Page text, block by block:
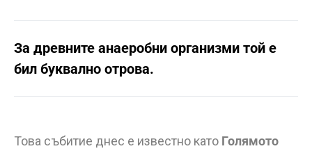
За древните анаеробни организми той е
бил буквално отрова.
Това събитие днес е известно като Голямото